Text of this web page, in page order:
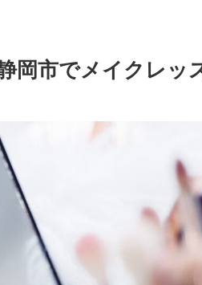
岡市でメイクレッ